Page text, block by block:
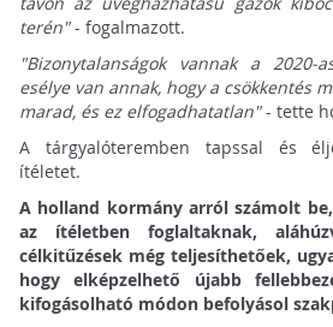
terén"- fogalmazott.
"Bizonytalanságok vannak a 2020-
esélye van annak, hogy a csökkentés
marad, és ez elfogadhatatlan"- tette
A tárgyalóteremben tapssal és
ítéletet.
A holland kormány arról számolt
az ítéletben foglaltaknak,
célkitűzések még teljesíthetőek,
hogy elképzelhető újabb
kifogásolható módon befolyásol